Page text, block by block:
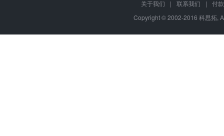
关于我们 | 联系我们 |
付
Copyright © 2002-2016 科思拓,